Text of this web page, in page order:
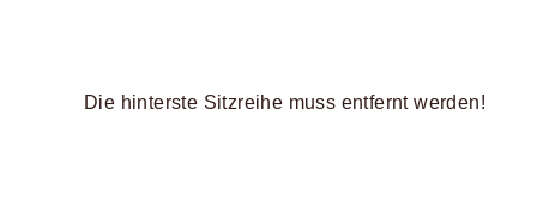
Die hinterste Sitzreihe muss entfernt werden!